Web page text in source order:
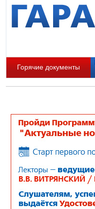
Горячие документы